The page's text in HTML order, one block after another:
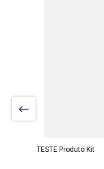
TESTE Produto Kit